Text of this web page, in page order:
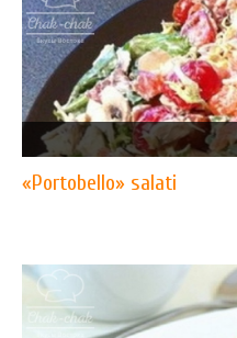
«Portobello» salati